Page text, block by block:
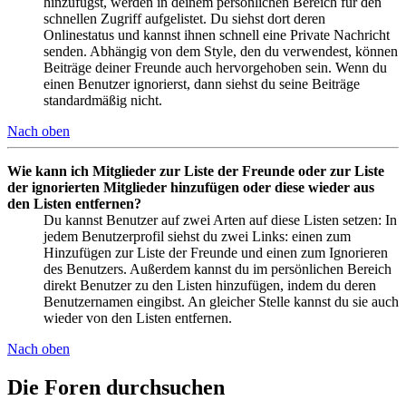
schnellen Zugriff aufgelistet. Du siehst dort deren
Onlinestatus und kannst ihnen schnell eine Private Nachricht
senden. Abhängig von dem Style, den du verwendest, können
Beiträge deiner Freunde auch hervorgehoben sein. Wenn du
einen Benutzer ignorierst, dann siehst du seine Beiträge
standardmäßig nicht.
Nach oben
Wie kann ich Mitglieder zur Liste der Freunde oder zur Liste
der ignorierten Mitglieder hinzufügen oder diese wieder aus
den Listen entfernen?
Du kannst Benutzer auf zwei Arten auf diese Listen setzen: In
jedem Benutzerprofil siehst du zwei Links: einen zum
Hinzufügen zur Liste der Freunde und einen zum Ignorieren
des Benutzers. Außerdem kannst du im persönlichen Bereich
direkt Benutzer zu den Listen hinzufügen, indem du deren
Benutzernamen eingibst. An gleicher Stelle kannst du sie auch
wieder von den Listen entfernen.
Nach oben
Die Foren durchsuchen